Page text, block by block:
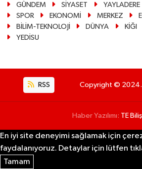
GÜNDEM SİYASET YAYLADERE
SPOR
EKONOMİ MERKEZ
BİLİM-TEKNOLOJİ
DÜNYA KİĞI
YEDİSU
RSS Copyright © 2024.
Haber Yazılımı: TE
En iyi site deneyimi sağlamak için
faydalanıyoruz. Detaylar için lütfen
Tamam